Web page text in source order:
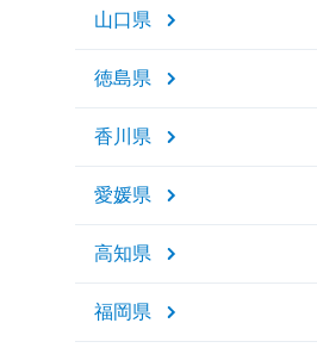
山口県
徳島県
香川県
愛媛県
高知県
福岡県